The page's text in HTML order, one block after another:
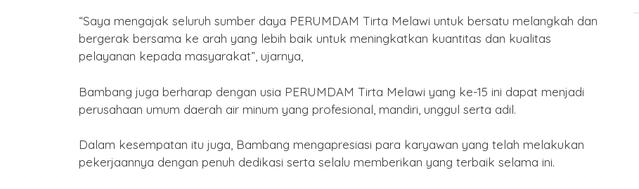
“Saya mengajak seluruh sumber daya PERUMDAM Tirta Melawi untuk bersatu melangkah dan
bergerak bersama ke arah yang lebih baik untuk meningkatkan kuantitas dan kualitas
pelayanan kepada masyarakat”, ujarnya,
Bambang juga berharap dengan usia PERUMDAM Tirta Melawi yang ke-15 ini dapat menjadi
perusahaan umum daerah air minum yang profesional, mandiri, unggul serta adil.
Dalam kesempatan itu juga, Bambang mengapresiasi para karyawan yang telah melakukan
pekerjaannya dengan penuh dedikasi serta selalu memberikan yang terbaik selama ini.